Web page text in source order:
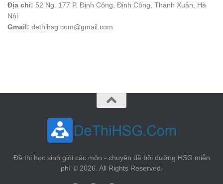
Địa chỉ: 52 Ng. 177 P. Định Công, Định Công, Thanh Xuân, Hà
Nội
Gmail: dethihsg.com@gmail.com
Đề thi học sinh giỏi các môn - chuyên đề bồi dưỡng HSG miễn
phí © 2026. All Rights Reserved.